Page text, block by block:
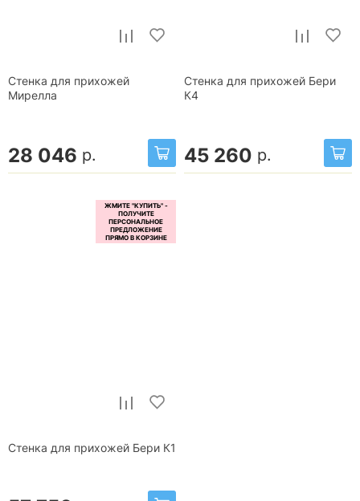
Стенка для прихожей
Мирелла
28 046 р.
Стенка для прихожей Бери
К4
45 260 р.
Стенка для прихожей Бери К1